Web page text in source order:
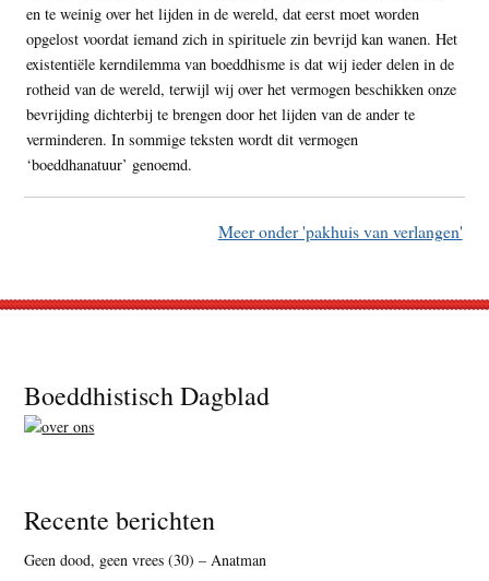
en te weinig over het lijden in de wereld, dat eerst moet worden
opgelost voordat iemand zich in spirituele zin bevrijd kan wanen. Het
existentiële kerndilemma van boeddhisme is dat wij ieder delen in de
rotheid van de wereld, terwijl wij over het vermogen beschikken onze
bevrijding dichterbij te brengen door het lijden van de ander te
verminderen. In sommige teksten wordt dit vermogen
‘boeddhanatuur’ genoemd.
Meer onder 'pakhuis van verlangen'
Footer
Boeddhistisch Dagblad
Recente berichten
Geen dood, geen vrees (30) – Anatman